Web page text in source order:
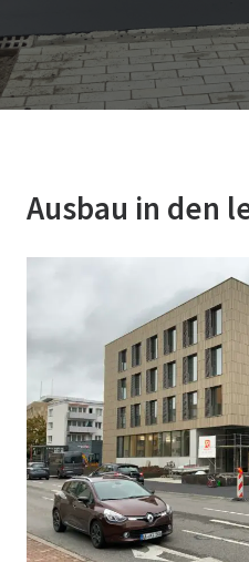
Ausbau in den